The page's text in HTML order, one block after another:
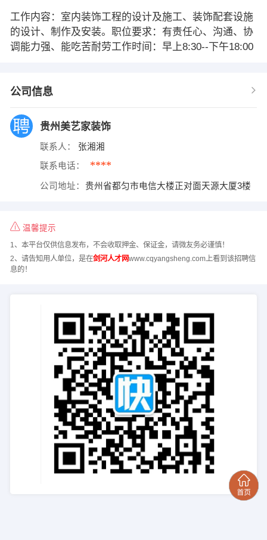
工作内容：室内装饰工程的设计及施工、装饰配套设施
的设计、制作及安装。职位要求：有责任心、沟通、协
调能力强、能吃苦耐劳工作时间：早上8:30--下午18:00
公司信息
贵州美艺家装饰
联系人： 张湘湘
联系电话： ****
公司地址： 贵州省都匀市电信大楼正对面天源大厦3楼
温馨提示
1、本平台仅供信息发布，不会收取押金、保证金，请微友务必谨慎！
2、请告知用人单位，是在剑河人才网www.cqyangsheng.com上看到该招聘信
息的！